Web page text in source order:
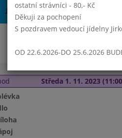
Jídelní lístek
Středa 1. 11. 2023
ostatní strávníci - 80,- Kč
Děkuji za pochopení
S pozdravem vedoucí jídelny
OD 22.6.2026-DO 25.6.2026